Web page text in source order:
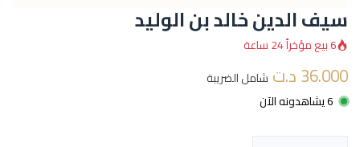
سيف الدين خالد بن الوليد
6 بيع مؤخراً 24 ساعة
36.000د.ت شامل الضريبة
6 يشاهدونه الآن